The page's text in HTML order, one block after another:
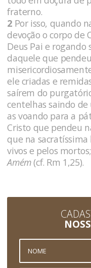
fraterno.
2 Por isso, quando
devoção o corpo de
Deus Pai e
daquele que
ele criadas e
saírem do
centelhas saindo
as voando para a
Cristo que pendeu
que na sacratíssima
vivos e pelos
Amém(cf. Rm 1,25).